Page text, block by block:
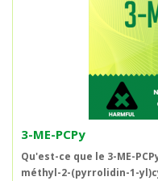
3-ME-PCPy
Qu'est-ce que le 3-ME-
méthyl-2-(pyrrolidin-1-